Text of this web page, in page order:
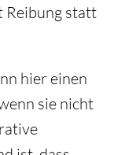
Reibung statt
hier einen
sie nicht